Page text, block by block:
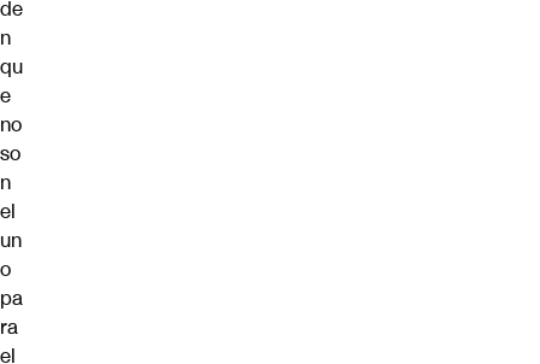
de
n
qu
e
no
so
n
el
un
o
pa
ra
el